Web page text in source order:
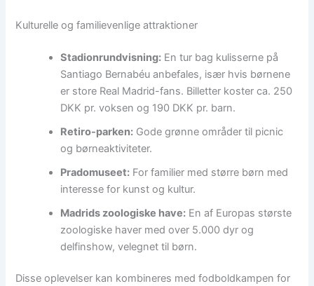
Kulturelle og familievenlige attraktioner
Stadionrundvisning: En tur bag kulisserne på
Santiago Bernabéu anbefales, især hvis børnene
er store Real Madrid-fans. Billetter koster ca. 250
DKK pr. voksen og 190 DKK pr. barn.
Retiro-parken: Gode grønne områder til picnic
og børneaktiviteter.
Pradomuseet: For familier med større børn med
interesse for kunst og kultur.
Madrids zoologiske have: En af Europas største
zoologiske haver med over 5.000 dyr og
delfinshow, velegnet til børn.
Disse oplevelser kan kombineres med fodboldkampen for